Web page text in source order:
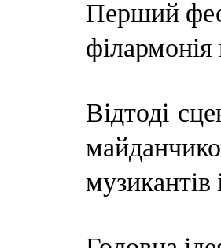
Перший
Відтоді
музикантів